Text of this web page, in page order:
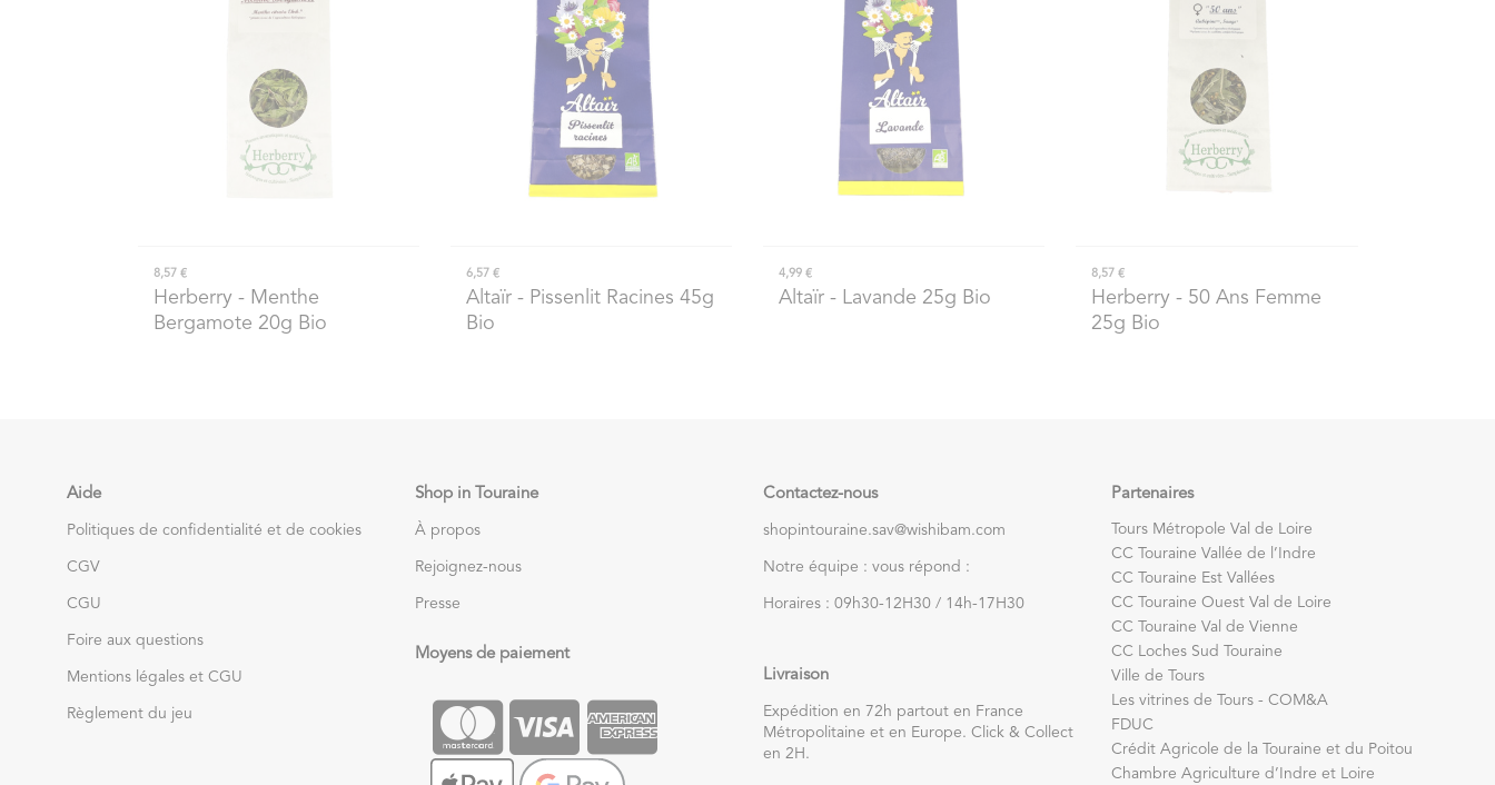
8,57 €
Herberry- Menthe
Bergamote 20g Bio
6,57 €
Altaïr- Pissenlit Racines 45g
Bio
4,99 €
Altaïr - Lavande 25g Bio
8,57 €
Herberry - 50 Ans Femme
25g Bio
Aide
Politiques de confidentialité et de cookies
CGV
CGU
Foire aux questions
Mentions légales et CGU
Règlement du jeu
Shop in Touraine
À propos
Rejoignez-nous
Presse
Moyens de paiement
Contactez-nous
shopintouraine.sav@wishibam.com
Notre équipe : vous répond :
Horaires : 09h30-12H30 / 14h-17H30
Livraison
Expédition en 72h partout en France
Métropolitaine et en Europe. Click & Collect
en 2H.
Partenaires
Tours Métropole Val de Loire
CC Touraine Vallée de l’Indre
CC Touraine Est Vallées
CC Touraine Ouest Val de Loire
CC Touraine Val de Vienne
CC Loches Sud Touraine
Ville de Tours
Les vitrines de Tours - COM&A
FDUC
Crédit Agricole de la Touraine et du Poitou
Chambre Agriculture d’Indre et Loire